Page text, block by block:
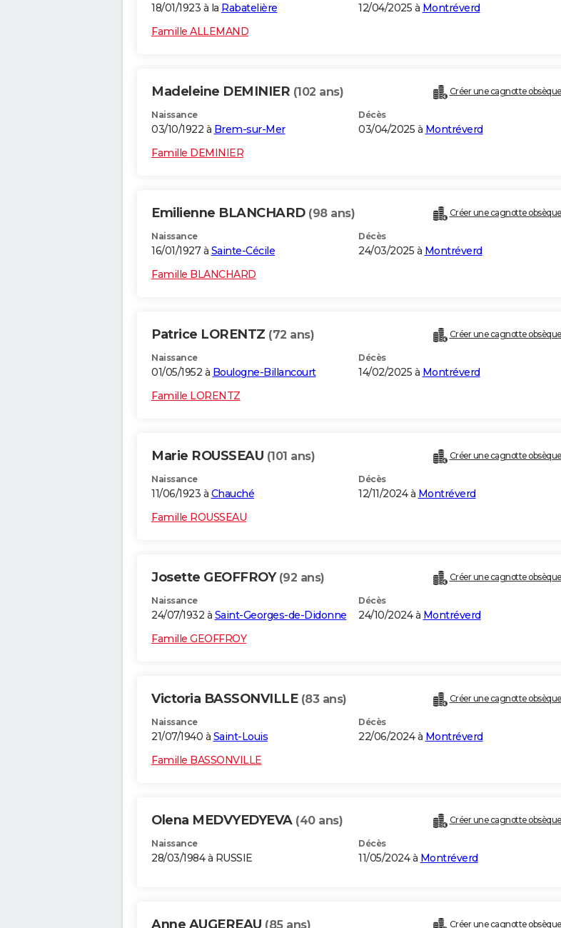
18/01/1923 à la Rabatelière 12/04/2025 à Montréverd
Famille ALLEMAND
Madeleine DEMINIER (102 ans) Créer une cagnotte
Naissance
03/10/1922 à Brem-sur-Mer
Décès
03/04/2025 à Montréverd
Famille DEMINIER
Emilienne BLANCHARD (98 ans) Créer une cagnotte
Naissance
16/01/1927 à Sainte-Cécile
Décès
24/03/2025 à Montréverd
Famille BLANCHARD
Patrice LORENTZ (72 ans) Créer une cagnotte
Naissance
01/05/1952 à Boulogne-Billancourt
Décès
14/02/2025 à Montréverd
Famille LORENTZ
Marie ROUSSEAU (101 ans) Créer une cagnotte
Naissance
11/06/1923 à Chauché
Décès
12/11/2024 à Montréverd
Famille ROUSSEAU
Josette GEOFFROY (92 ans) Créer une cagnotte
Naissance
24/07/1932 à Saint-Georges-de-Didonne
Décès
24/10/2024 à Montréverd
Famille GEOFFROY
Victoria BASSONVILLE (83 ans) Créer une cagnotte
Naissance
21/07/1940 à Saint-Louis
Décès
22/06/2024 à Montréverd
Famille BASSONVILLE
Olena MEDVYEDYEVA (40 ans) Créer une cagnotte
Naissance
28/03/1984 à RUSSIE
Décès
11/05/2024 à Montréverd
Anne AUGEREAU (85 ans) Créer une cagnotte